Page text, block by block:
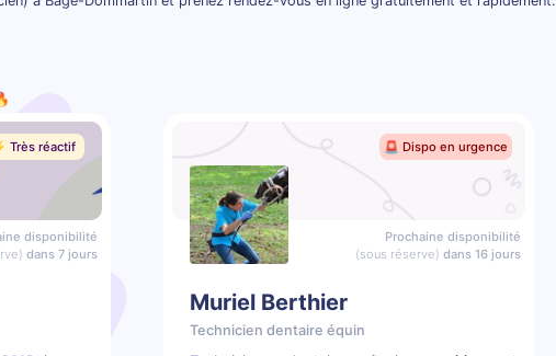
Très réactif
disponibilité
dans 7 jours
🚨 Dispo en urgence
Prochaine disponibilité
(sous réserve) dans 16 jours
Muriel Berthier
Technicien dentaire équin